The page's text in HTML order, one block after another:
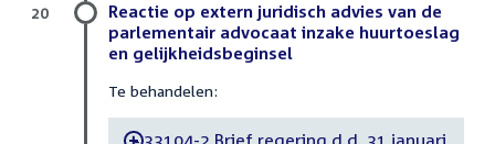
Reactie op extern juridisch advies van de
parlementair advocaat inzake huurtoeslag
en gelijkheidsbeginsel
Te behandelen:
33104-2 Brief regering d.d. 31 januari
20